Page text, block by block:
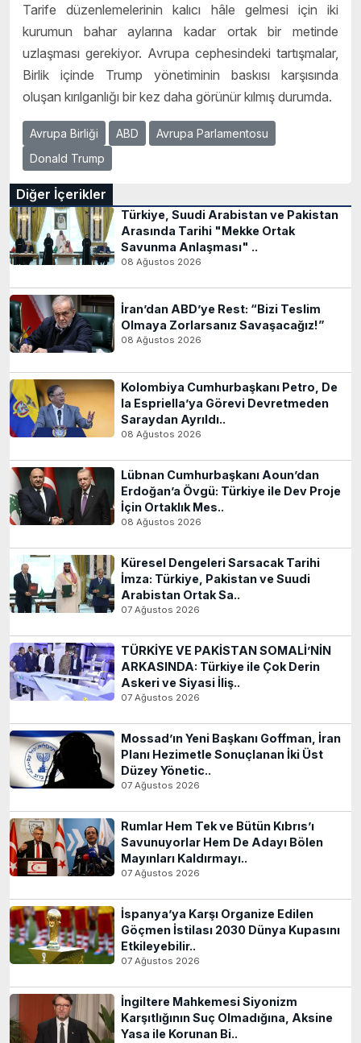
Tarife düzenlemelerinin kalıcı hâle gelmesi için iki
kurumun bahar aylarına kadar ortak bir metinde
uzlaşması gerekiyor. Avrupa cephesindeki tartışmalar,
Birlik içinde Trump yönetiminin baskısı karşısında
oluşan kırılganlığı bir kez daha görünür kılmış durumda.
Avrupa Birliği ABD
Avrupa Parlamentosu
Donald Trump
Diğer İçerikler
Türkiye, Suudi Arabistan ve Pakistan
Arasında Tarihi "Mekke Ortak
Savunma Anlaşması" ..
08 Ağustos 2026
İran’dan ABD’ye Rest: “Bizi Teslim
Olmaya Zorlarsanız Savaşacağız!”
08 Ağustos 2026
Kolombiya Cumhurbaşkanı Petro, De
la Espriella’ya Görevi Devretmeden
Saraydan Ayrıldı..
08 Ağustos 2026
Lübnan Cumhurbaşkanı Aoun’dan
Erdoğan’a Övgü: Türkiye ile Dev Proje
İçin Ortaklık Mes..
08 Ağustos 2026
Küresel Dengeleri Sarsacak Tarihi
İmza: Türkiye, Pakistan ve Suudi
Arabistan Ortak Sa..
07 Ağustos 2026
TÜRKİYE VE PAKİSTAN SOMALİ’NİN
ARKASINDA: Türkiye ile Çok Derin
Askeri ve Siyasi İliş..
07 Ağustos 2026
Mossad’ın Yeni Başkanı Goffman, İran
Planı Hezimetle Sonuçlanan İki Üst
Düzey Yönetic..
07 Ağustos 2026
Rumlar Hem Tek ve Bütün Kıbrıs’ı
Savunuyorlar Hem De Adayı Bölen
Mayınları Kaldırmayı..
07 Ağustos 2026
İspanya’ya Karşı Organize Edilen
Göçmen İstilası 2030 Dünya Kupasını
Etkileyebilir..
07 Ağustos 2026
İngiltere Mahkemesi Siyonizm
Karşıtlığının Suç Olmadığına, Aksine
Yasa ile Korunan Bi..